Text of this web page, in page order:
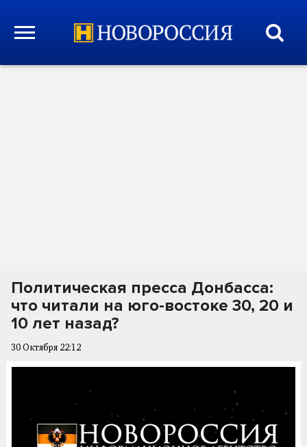
Политическая пресса Донбасса:
что читали на юго-востоке 30, 20 и
10 лет назад?
30 Октября 22:12